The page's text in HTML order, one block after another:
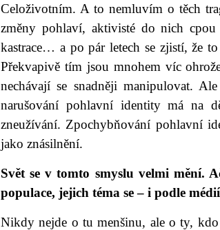
Celoživotním. A to nemluvím o těch
změny pohlaví, aktivisté do nich
kastrace… a po pár letech se zjistí, že
Překvapivě tím jsou mnohem víc
nechávají se snadněji manipulovat.
narušování pohlavní identity má na
zneužívání. Zpochybňování pohlavní
jako znásilnění.
Svět se v tomto smyslu velmi mění.
populace, jejich téma se – i podle
Nikdy nejde o tu menšinu, ale o ty,